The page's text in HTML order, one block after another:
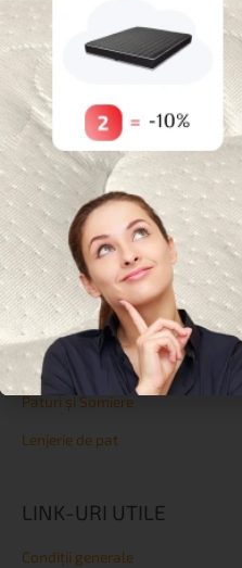
Categorii
Paturi pentru animale de
Uncategorized
Reduceri
Saltele
Topperе
Protecții
Perne
Paturi și Somiere
Lenjerie de pat
LINK-URI UTILE
Condiţii generale
*Nu este valabil pentru